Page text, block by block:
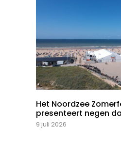
Het Noordzee
presenteert negen
9 juli 2026